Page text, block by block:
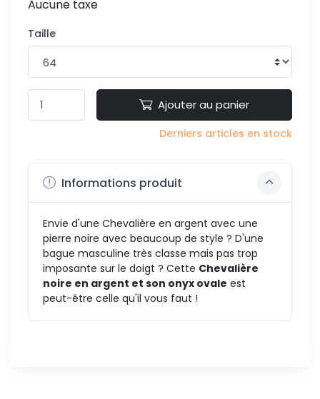
Aucune taxe
Taille
Ajouter au panier
Derniers articles en stock
Informations produit
Envie d'une Chevalière en argent avec une
pierre noire avec beaucoup de style ? D'une
bague masculine très classe mais pas trop
imposante sur le doigt ? Cette Chevalière
noire en argent et son onyx ovale est
peut-être celle qu'il vous faut !